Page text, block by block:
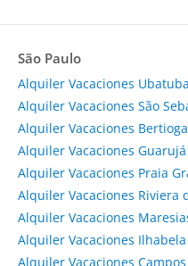
São Paulo
Alquiler Vacaciones Ubatuba
Alquiler Vacaciones São
Alquiler Vacaciones Bertioga
Alquiler Vacaciones Guarujá
Alquiler Vacaciones Praia
Alquiler Vacaciones Riviera
Alquiler Vacaciones
Alquiler Vacaciones Ilhabela
Alquiler Vacaciones